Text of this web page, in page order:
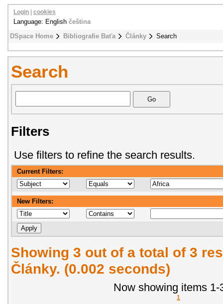
DSpace Home Bibliografie Baťa Články Search
Login cookies
Language: English čeština
Search
Filters
Use filters to refine the search results.
Current Filters:
New Filters:
Showing 3 out of a total of 3
Články. (0.002 seconds)
Now showing items 1-
1